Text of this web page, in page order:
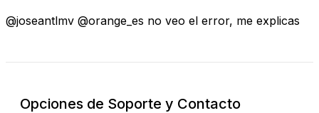
@joseantlmv @orange_es no veo el error, me explicas
Opciones de Soporte y Contacto